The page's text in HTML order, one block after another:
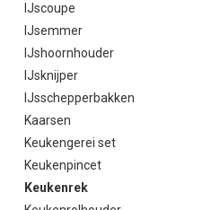
IJscoupe
IJsemmer
IJshoornhouder
IJsknijper
IJsschepperbakken
Kaarsen
Keukengerei set
Keukenpincet
Keukenrek